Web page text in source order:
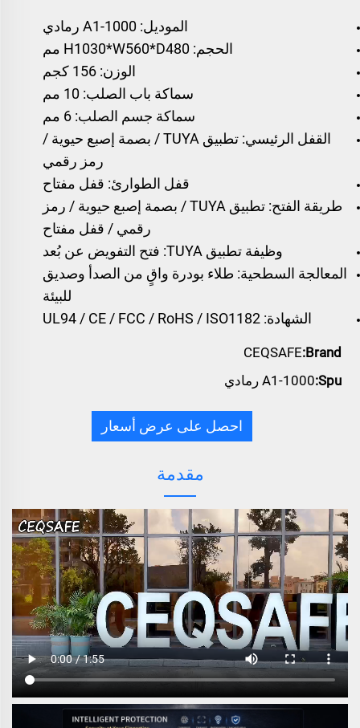
الموديل: A1-1000 رمادي
الحجم: H1030*W560*D480 مم
الوزن: 156 كجم
سماكة باب الصلب: 10 مم
سماكة جسم الصلب: 6 مم
القفل الرئيسي: تطبيق TUYA / بصمة إصبع حيوية /
رمز رقمي
قفل الطوارئ: قفل مفتاح
طريقة الفتح: تطبيق TUYA / بصمة إصبع حيوية / رمز
رقمي / قفل مفتاح
وظيفة تطبيق TUYA: فتح التفويض عن بُعد
المعالجة السطحية: طلاء بودرة واقٍ من الصدأ وصديق
للبيئة
الشهادة: UL94 / CE / FCC / RoHS / ISO1182
Brand:
CEQSAFE
Spu: A1-1000 رمادي
احصل على عرض أسعار
مقدمة